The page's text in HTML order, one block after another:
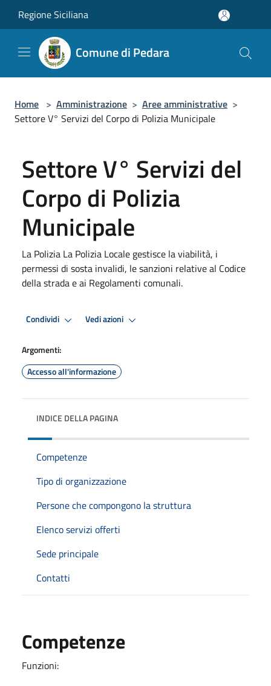
Regione Siciliana
Comune di Pedara
Home > Amministrazione > Aree amministrative >
Settore V° Servizi del Corpo di Polizia Municipale
Settore V° Servizi del
Corpo di Polizia
Municipale
La Polizia La Polizia Locale gestisce la viabilità, i
permessi di sosta invalidi, le sanzioni relative al Codice
della strada e ai Regolamenti comunali.
Condividi Vedi azioni
Argomenti:
Accesso all'informazione
INDICE DELLA PAGINA
Competenze
Tipo di organizzazione
Persone che compongono la struttura
Elenco servizi offerti
Sede principale
Contatti
Competenze
Funzioni: